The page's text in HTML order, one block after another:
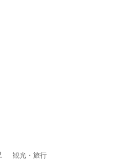
観光・旅行